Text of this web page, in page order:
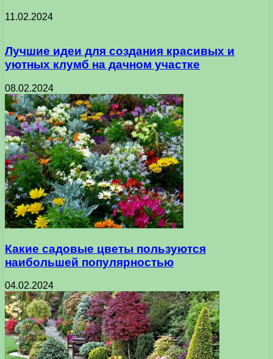
11.02.2024
Лучшие идеи для создания красивых и
уютных клумб на дачном участке
08.02.2024
Какие садовые цветы пользуются
наибольшей популярностью
04.02.2024